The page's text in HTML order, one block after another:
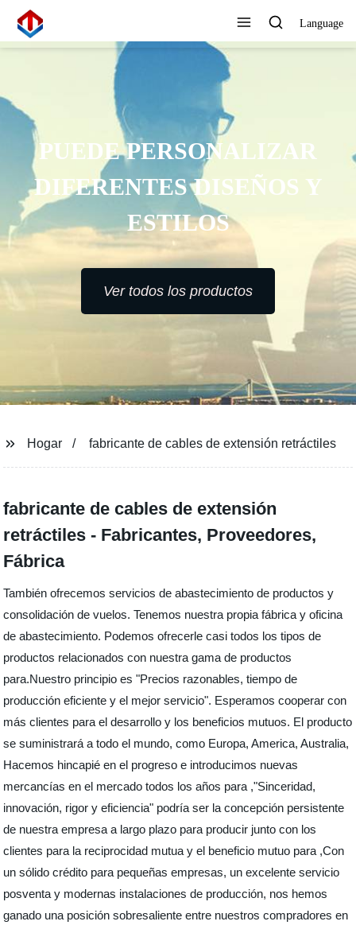
Language
PUEDE PERSONALIZAR
DIFERENTES DISEÑOS Y
ESTILOS
Ver todos los productos
Hogar fabricante de cables de extensión retráctiles
fabricante de cables de extensión
retráctiles - Fabricantes, Proveedores,
Fábrica
También ofrecemos servicios de abastecimiento de productos y
consolidación de vuelos. Tenemos nuestra propia fábrica y oficina
de abastecimiento. Podemos ofrecerle casi todos los tipos de
productos relacionados con nuestra gama de productos
para.Nuestro principio es "Precios razonables, tiempo de
producción eficiente y el mejor servicio". Esperamos cooperar con
más clientes para el desarrollo y los beneficios mutuos. El producto
se suministrará a todo el mundo, como Europa, America, Australia,
Hacemos hincapié en el progreso e introducimos nuevas
mercancías en el mercado todos los años para ,"Sinceridad,
innovación, rigor y eficiencia" podría ser la concepción persistente
de nuestra empresa a largo plazo para producir junto con los
clientes para la reciprocidad mutua y el beneficio mutuo para ,Con
un sólido crédito para pequeñas empresas, un excelente servicio
posventa y modernas instalaciones de producción, nos hemos
ganado una posición sobresaliente entre nuestros compradores en